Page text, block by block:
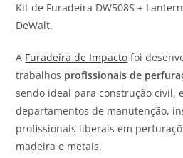
Kit de Furadeira DW508S +
DeWalt.
A Furadeira de Impacto foi
trabalhos profissionais de
sendo ideal para construção civil,
departamentos de manutenção,
profissionais liberais em
madeira e metais.